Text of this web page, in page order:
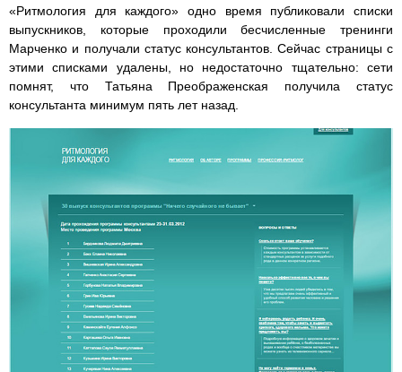
«Ритмология для каждого» одно время публиковали списки
выпускников, которые проходили бесчисленные тренинги
Марченко и получали статус консультантов. Сейчас страницы с
этими списками удалены, но недостаточно тщательно: сети
помнят, что Татьяна Преображенская получила статус
консультанта минимум пять лет назад.